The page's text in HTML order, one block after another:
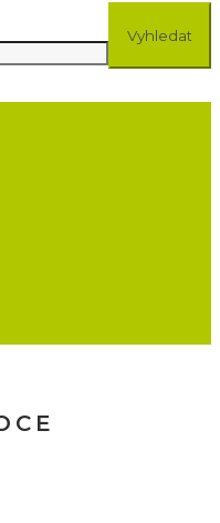
Vyhledat